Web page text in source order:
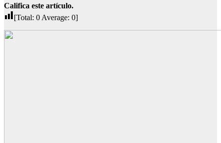
Califica este artículo.
[Total: 0 Average: 0]